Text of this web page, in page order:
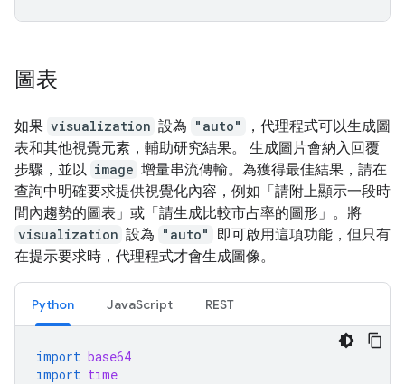
圖表
如果 visualization 設為 "auto"
，代理程式可以生成圖
表和其他視覺元素，輔助研究結果。 生成圖片會納入回覆
步驟，並以 image 增量串流傳輸。為獲得最佳結果，請在
查詢中明確要求提供視覺化內容，例如「請附上顯示一段時
間內趨勢的圖表」或「請生成比較市占率的圖形」。將
visualization 設為 "auto"
即可啟用這項功能，但只有
在提示要求時，代理程式才會生成圖像。
Python JavaScript REST
import base64
import time